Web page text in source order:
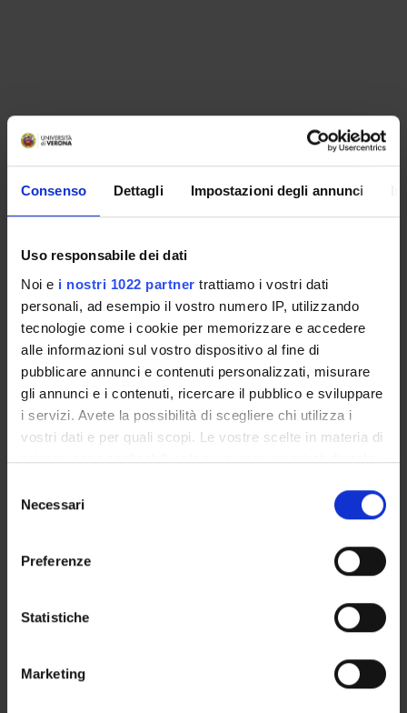
Consenso Dettagli Impostazioni degli annunci
Uso responsabile dei dati
Noi e i nostri 1022 partner trattiamo i vostri dati
personali, ad esempio il vostro numero IP, utilizzando
tecnologie come i cookie per memorizzare e accedere
alle informazioni sul vostro dispositivo al fine di
pubblicare annunci e contenuti personalizzati, misurare
gli annunci e i contenuti, ricercare il pubblico e sviluppare
i servizi. Avete la possibilità di scegliere chi utilizza i
vostri dati e per quali scopi. Le vostre scelte in materia di
privacy sono applicabili solo su questa proprietà digitale
modificare o revocare il proprio consenso in qualsiasi
momento dalla Dichiarazione sui cookie o facendo clic
raccogliere informazioni sulla tua posizione
geografica, con un'approssimazione di qualche
Identificare il tuo dispositivo, scansionandolo
delNecessari
Preferenze
Statistiche
Marketing
ORGANISATION
DEPARTMENT ADMINISTRATION OFFICES
STUDENT ADMINISTRATION OFFICES
DEPARTMENT FACILITIES
RESEARCH LABORATORIES
RESEARCH CENTRES